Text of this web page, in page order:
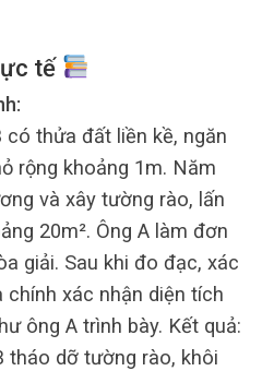
tế
có thửa đất liền kề, ngăn
rộng khoảng 1m. Năm
và xây tường rào, lấn
20m². Ông A làm đơn
giải. Sau khi đo đạc, xác
xác nhận diện tích
ông A trình bày. Kết quả:
tháo dỡ tường rào, khôi